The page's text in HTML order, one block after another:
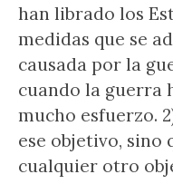
han librado los
medidas que se
causada por la
cuando la guerra
mucho esfuerzo.
ese objetivo, sino
cualquier otro